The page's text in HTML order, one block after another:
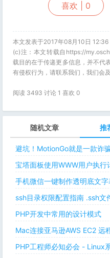
喜欢 | 0
本文发表于2017年08月10日 12:36
(c)注：本文转载自https://
载目的在于传递更多信息，并不代
有侵权行为，请联系我们，我们会
阅读 3493 讨论 1 喜欢 0
随机文章 推
避坑！MotionGo就是一款诈
宝塔面板使用WWW用户执
手机微信一键制作透明底文
ssh目录权限配置指南 .ssh文
PHP开发中常用的设计模式
Mac连接亚马逊AWS EC2
PHP工程师必知必会 - Linux